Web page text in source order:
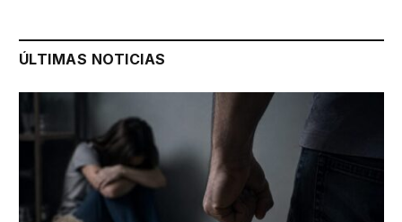
ÚLTIMAS NOTICIAS